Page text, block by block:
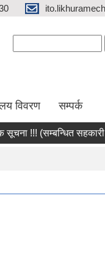
विवरण सम्पर्क
!!! (सम्बन्धित सहकारी